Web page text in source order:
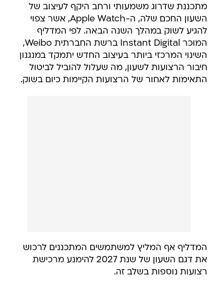
מתכננת שדרוג משמעותי ורחב היקף לעיצוב של
השעון החכם שלה, ה-Apple Watch, אשר צפוי
להגיע לשוק במהלך השנה הבאה. לפי המדליף
המוכר Instant Digital ברשת החברתית Weibo,
השינוי המרכזי ביותר בעיצוב החדש יתמקד במנגנון
חיבור הרצועות לשעון, מה שעלול להוביל לביטול
התאימות לאחור של הרצועות הקיימות כיום בשוק.
המדליף אף המליץ למשתמשים המתכננים לרכוש
את דגם השעון של שנת 2027 להימנע מרכישת
רצועות נוספות בשלב זה.